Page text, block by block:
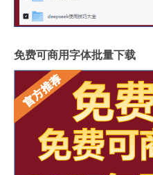
免费可商用字体批量下载